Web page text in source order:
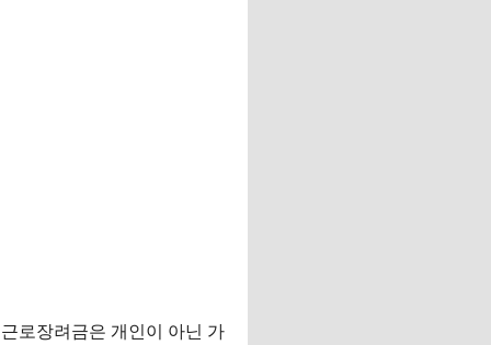
로장려금은 개인이 아닌 가